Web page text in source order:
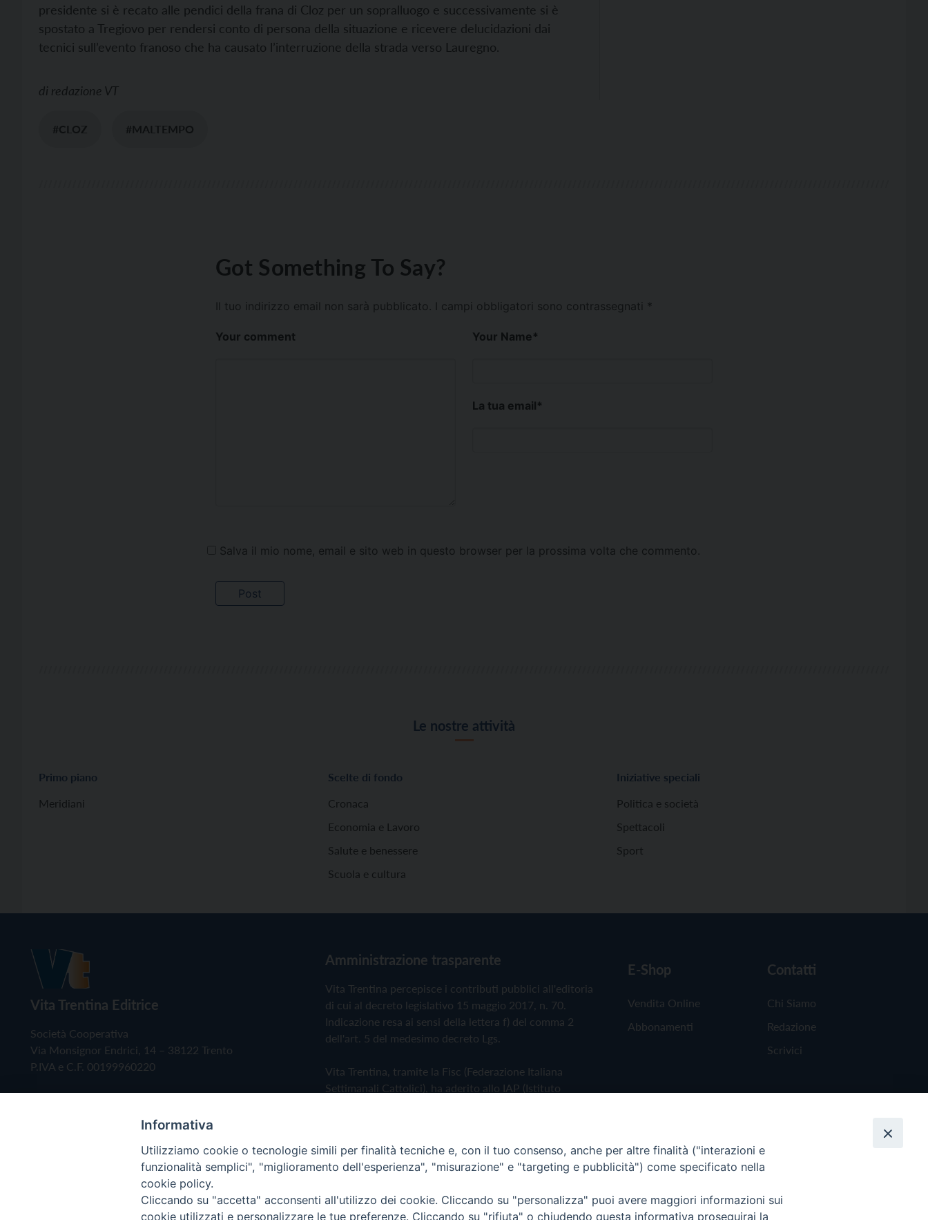
presidente si è recato alle pendici della frana di Cloz per un sopralluogo e successivamente si è
spostato a Tregiovo per rendersi conto di persona della situazione e ricevere delucidazioni dai
tecnici sull’evento franoso che ha causato l’interruzione della strada verso Lauregno.
di redazione VT
#CLOZ #MALTEMPO
Got Something To Say?
Il tuo indirizzo email non sarà pubblicato. I campi obbligatori sono contrassegnati *
Your comment Your Name*
La tua email*
Salva il mio nome, email e sito web in questo browser per la prossima volta che commento.
Le nostre attività
Primo piano
Meridiani
Scelte di fondo
Cronaca
Economia e Lavoro
Salute e benessere
Scuola e cultura
Iniziative speciali
Politica e società
Spettacoli
Sport
Vita Trentina Editrice
Società Cooperativa
Via Monsignor Endrici, 14 – 38122 Trento
P.IVA e C.F. 00199960220
Amministrazione trasparente
Vita Trentina percepisce i contributi pubblici all'editoria
di cui al decreto legislativo 15 maggio 2017, n. 70.
Indicazione resa ai sensi della lettera f) del comma 2
dell'art. 5 del medesimo decreto Lgs.
Vita Trentina, tramite la Fisc (Federazione Italiana
Settimanali Cattolici), ha aderito allo IAP (Istituto
Privacy Policy Cookie Policy
E-Shop
Vendita Online
Abbonamenti
Contatti
Chi Siamo
Redazione
Scrivici
Copyright © 2019 - Tutti i diritti riservati - Vita Trentina Editrice
Informativa
Utilizziamo cookie o tecnologie simili per finalità tecniche e, con il tuo consenso, anche per altre finalità ("interazioni e
funzionalità semplici", "miglioramento dell'esperienza", "misurazione" e "targeting e pubblicità") come specificato nella
cookie policy.
Cliccando su "accetta" acconsenti all'utilizzo dei cookie. Cliccando su "personalizza" puoi avere maggiori informazioni sui
cookie utilizzati e personalizzare le tue preferenze. Cliccando su "rifiuta" o chiudendo questa informativa proseguirai la